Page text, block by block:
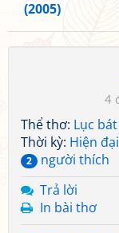
(2005)
4
Thể thơ: Lục bát
Thời kỳ: Hiện đại
2
người thích
Trả lời
In bài thơ